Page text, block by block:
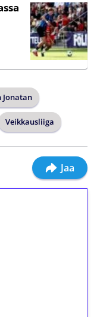
Jonatan
Veikkausliiga
Jaa